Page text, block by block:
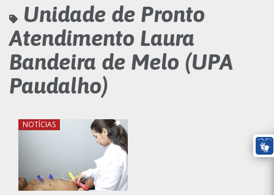
Unidade de Pronto
Atendimento Laura
Bandeira de Melo (UPA
Paudalho)
NOTÍCIAS